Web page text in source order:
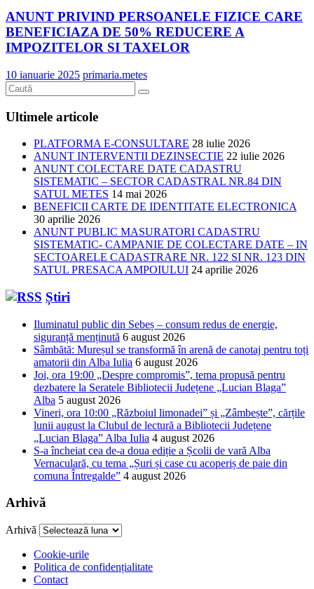
ANUNT PRIVIND PERSOANELE FIZICE CARE
BENEFICIAZA DE 50% REDUCERE A
IMPOZITELOR SI TAXELOR
10 ianuarie 2025 primaria.metes
Ultimele articole
PLATFORMA E-CONSULTARE 28 iulie 2026
ANUNT INTERVENTII DEZINSECTIE 22 iulie 2026
ANUNT COLECTARE DATE CADASTRU
SISTEMATIC – SECTOR CADASTRAL NR.84 DIN
SATUL METES 14 mai 2026
BENEFICII CARTE DE IDENTITATE ELECTRONICA
30 aprilie 2026
ANUNT PUBLIC MASURATORI CADASTRU
SISTEMATIC- CAMPANIE DE COLECTARE DATE – IN
SECTOARELE CADASTRARE NR. 122 SI NR. 123 DIN
SATUL PRESACA AMPOIULUI 24 aprilie 2026
Știri
Iluminatul public din Sebeș – consum redus de energie,
siguranță menținută 6 august 2026
Sâmbătă: Mureșul se transformă în arenă de canotaj pentru toți
amatorii din Alba Iulia 6 august 2026
Joi, ora 19:00 „Despre compromis”, tema propusă pentru
dezbatere la Seratele Bibliotecii Județene „Lucian Blaga”
Alba 5 august 2026
Vineri, ora 10:00 „Războiul limonadei” și „Zâmbește”, cărțile
lunii august la Clubul de lectură a Bibliotecii Județene
„Lucian Blaga” Alba Iulia 4 august 2026
S-a încheiat cea de-a doua ediție a Școlii de vară Alba
Vernaculară, cu tema „Șuri și case cu acoperiș de paie din
comuna Întregalde” 4 august 2026
Arhivă
Arhivă
Cookie-urile
Politica de confidențialitate
Contact